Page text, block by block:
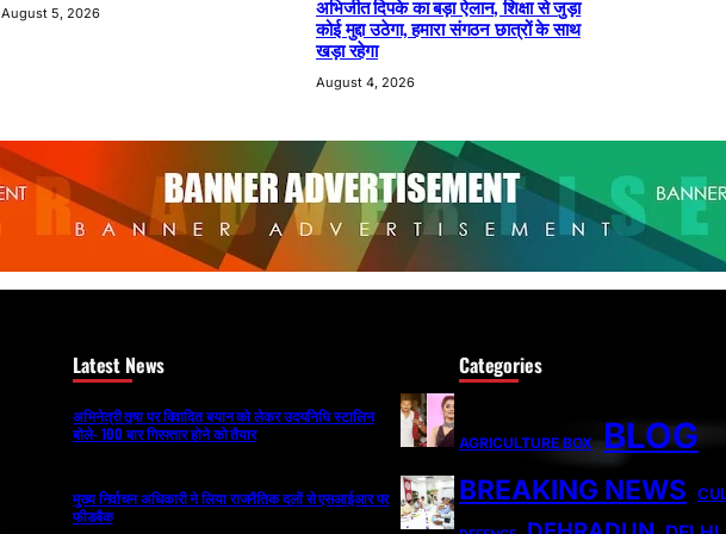
August 5, 2026
अभिजीत दिपके का बड़ा ऐलान, शिक्षा से जुड़ा
कोई मुद्दा उठेगा, हमारा संगठन छात्रों के साथ
खड़ा रहेगा
August 4, 2026
Latest News
अभिनेत्री तृषा पर विवादित बयान को लेकर उदयनिधि स्टालिन
बोले- 100 बार गिरफ्तार होने को तैयार
मुख्य निर्वाचन अधिकारी ने लिया राजनैतिक दलों से एसआईआर पर
फीडबैक
Categories
AGRICULTURE BOX BLOG
BREAKING NEWS